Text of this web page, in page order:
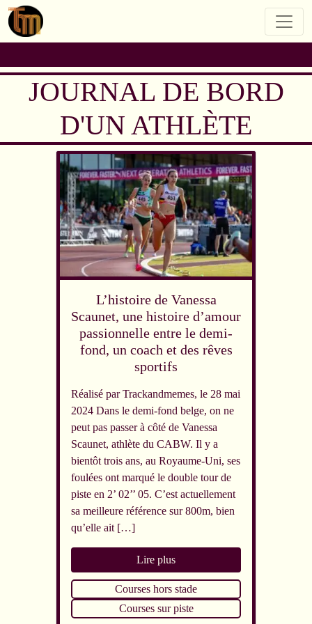
JOURNAL DE BORD
D'UN ATHLÈTE
L’histoire de Vanessa
Scaunet, une histoire d’amour
passionnelle entre le demi-
fond, un coach et des rêves
sportifs
Réalisé par Trackandmemes, le 28 mai
2024 Dans le demi-fond belge, on ne
peut pas passer à côté de Vanessa
Scaunet, athlète du CABW. Il y a
bientôt trois ans, au Royaume-Uni, ses
foulées ont marqué le double tour de
piste en 2’ 02’’ 05. C’est actuellement
sa meilleure référence sur 800m, bien
qu’elle ait […]
Lire plus
Courses hors stade
Courses sur piste